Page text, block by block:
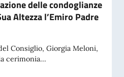
delle condoglianze
Altezza l’Emiro Padre
Consiglio, Giorgia Meloni,
cerimonia...